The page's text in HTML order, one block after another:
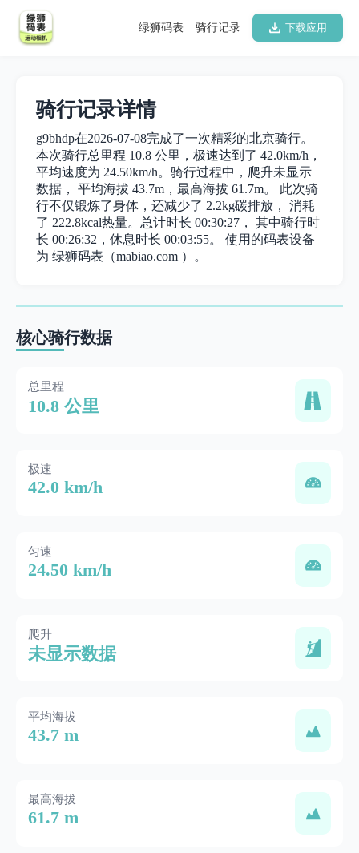
下载应用
骑行记录
绿狮码表
骑行记录详情
g9bhdp在2026-07-08完成了一次精彩的北京骑行。
本次骑行总里程 10.8 公里，极速达到了 42.0km/h，
平均速度为 24.50km/h。骑行过程中，爬升未显示
数据， 平均海拔 43.7m，最高海拔 61.7m。 此次骑
行不仅锻炼了身体，还减少了 2.2kg碳排放， 消耗
了 222.8kcal热量。总计时长 00:30:27， 其中骑行时
长 00:26:32，休息时长 00:03:55。 使用的码表设备
为 绿狮码表（mabiao.com ）。
核心骑行数据
总里程
10.8 公里
极速
42.0 km/h
匀速
24.50 km/h
爬升
未显示数据
平均海拔
43.7 m
最高海拔
61.7 m